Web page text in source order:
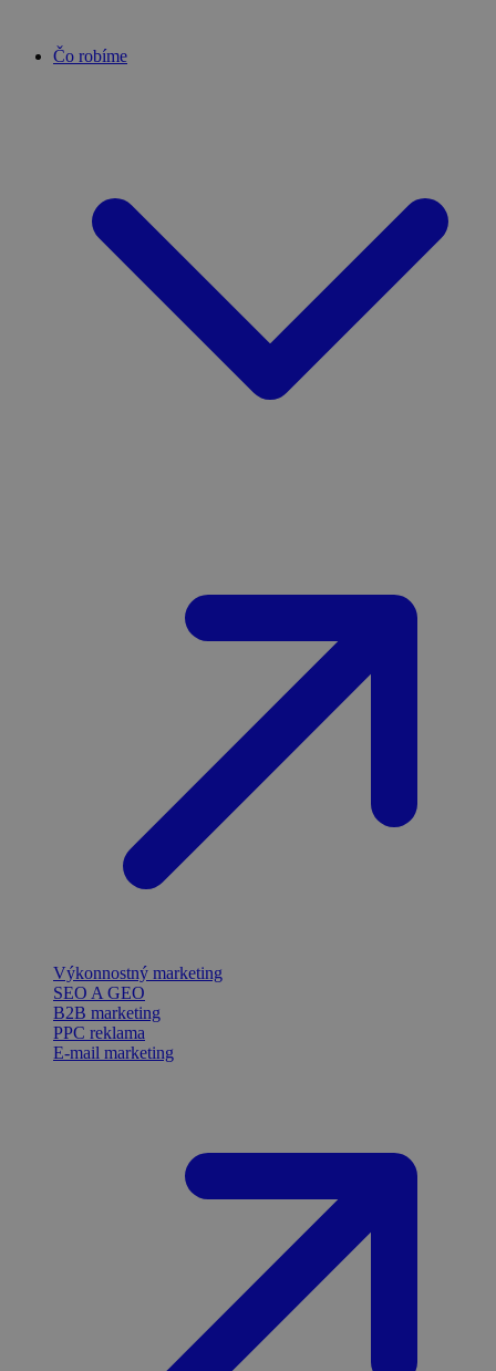
Čo robíme
Výkonnostný marketing
SEO A GEO
B2B marketing
PPC reklama
E-mail marketing